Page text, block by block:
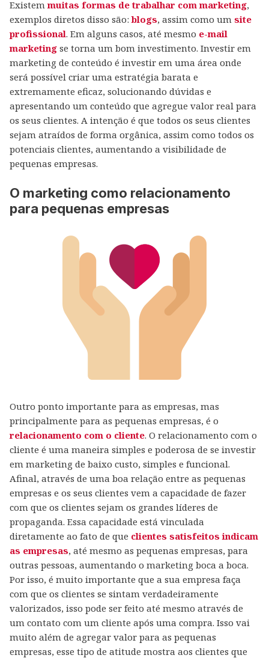
Existemmuitas formas de trabalhar com marketing,
exemplos diretos disso são:blogs, assim como um site
profissional. Em alguns casos, até mesmo e-mail
marketing se torna um bom investimento. Investir em
marketing de conteúdo é investir em uma área onde
será possível criar uma estratégia barata e
extremamente eficaz, solucionando dúvidas e
apresentando um conteúdo que agregue valor real para
os seus clientes. A intenção é que todos os seus clientes
sejam atraídos de forma orgânica, assim como todos os
potenciais clientes, aumentando a visibilidade de
pequenas empresas.
O marketing como relacionamento
para pequenas empresas
Outro ponto importante para as empresas, mas
principalmente para as pequenas empresas, é o
relacionamento com o cliente. O relacionamento com o
cliente é uma maneira simples e poderosa de se investir
em marketing de baixo custo, simples e funcional.
Afinal, através de uma boa relação entre as pequenas
empresas e os seus clientes vem a capacidade de fazer
com que os clientes sejam os grandes líderes de
propaganda. Essa capacidade está vinculada
diretamente ao fato de que clientes satisfeitos indicam
as empresas, até mesmo as pequenas empresas, para
outras pessoas, aumentando o marketing boca a boca.
Por isso, é muito importante que a sua empresa faça
com que os clientes se sintam verdadeiramente
valorizados, isso pode ser feito até mesmo através de
um contato com um cliente após uma compra. Isso vai
muito além de agregar valor para as pequenas
empresas, esse tipo de atitude mostra aos clientes que